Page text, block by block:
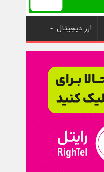
ارز دیجیتال